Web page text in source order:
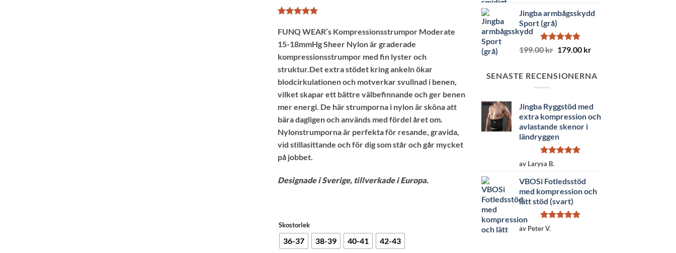
4.83av 5
kundrecensioner
FUNQ WEAR’s Kompressionsstrumpor Moderate
15-18mmHg Sheer Nylon är graderade
kompressionsstrumpor med fin lyster och
struktur.Det extra stödet kring ankeln ökar
blodcirkulationen och motverkar svullnad i benen,
vilket skapar ett bättre välbefinnande och ger benen
mer energi. De här strumporna i nylon är sköna att
bära dagligen och används med fördel året om.
Nylonstrumporna är perfekta för resande, gravida,
vid stillasittande och för dig som står och går mycket
på jobbet.
Designade i Sverige, tillverkade i Europa.
Skostorlek
36-37 38-39 40-41 42-43
priset
var:
349.00 kr.
priset
Jingba armbågsskydd
Sport (grå)
Betygsatt
199.00kr Det
var:
179.00 krDet
är:
SENASTE RECENSIONERNA
Jingba Ryggstöd med
extra kompression och
avlastande skenor i
ländryggen
Betygsatt
av Larysa B.
VBOSi Fotledsstöd
med kompression och
lätt stöd (svart)
Betygsatt
av Peter V.